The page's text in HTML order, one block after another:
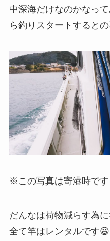
中深海だけなのかなっ
ら釣りスタートするとの
※この写真は寄港時です
だんなは荷物減らす為
全て竿はレンタルです😃